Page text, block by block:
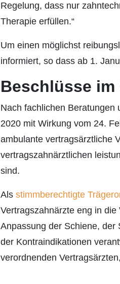
Regelung, dass nur
Therapie erfüllen.“
Um einen möglichst
informiert, so dass ab 1.
Beschlüsse im
Nach fachlichen Beratungen
2020 mit Wirkung vom 24.
ambulante vertragsärztliche
vertragszahnärztlichen
sind.
Als stimmberechtigte
Vertragszahnärzte eng in
Anpassung der Schiene, der
der Kontraindikationen
verordnenden